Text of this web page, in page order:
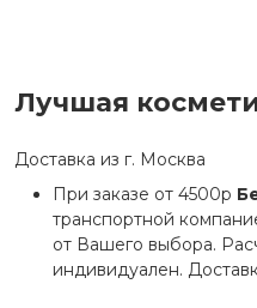
Лучшая
Доставка из г. Москва
При заказе от 4500р
транспортной
от Вашего выбора.
индивидуален.